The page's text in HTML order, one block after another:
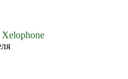
Xelophone